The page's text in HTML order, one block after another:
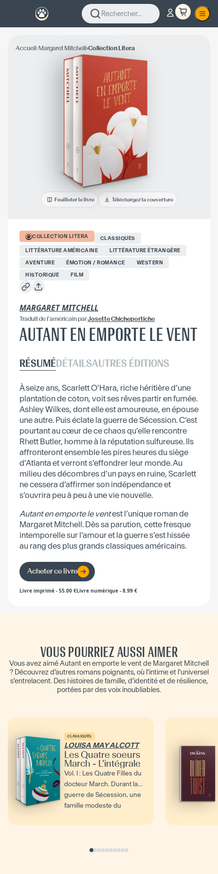
Rechercher...
Accueil›Margaret Mitchell›Collection Litera
Feuilleter le livre Téléchargez la couverture
COLLECTION LITERA
CLASSIQUES
LITTÉRATURE AMÉRICAINE
LITTÉRATURE ÉTRANGÈRE
AVENTURE
ÉMOTION / ROMANCE
WESTERN
HISTORIQUE
FILM
MARGARET MITCHELL
Traduitde l'américainparJosette Chicheportiche
AUTANT EN EMPORTE LE VENT
RÉSUMÉDÉTAILSAUTRES ÉDITIONS
À seize ans, Scarlett O’Hara, riche héritière d’une
plantation de coton, voit ses rêves partir en fumée.
Ashley Wilkes, dont elle est amoureuse, en épouse
une autre. Puis éclate la guerre de Sécession. C’est
pourtant au cœur de ce chaos qu’elle rencontre
Rhett Butler, homme à la réputation sulfureuse. Ils
affronteront ensemble les pires heures du siège
d’Atlanta et verront s’effondrer leur monde. Au
milieu des décombres d’un pays en ruine, Scarlett
ne cessera d’affirmer son indépendance et
s’ouvrira peu à peu à une vie nouvelle.
Autant en emporte le ventest l’unique roman de
Margaret Mitchell. Dès sa parution, cette fresque
intemporelle sur l’amour et la guerre s’est hissée
au rang des plus grands classiques américains.
Acheter ce livre
Livre imprimé - 55.00 €Livre numérique - 8.99 €
VOUS POURRIEZ AUSSI AIMER
Vous avez aimé Autant en emporte le vent de Margaret Mitchell
? Découvrez d'autres romans poignants, où l'intime et l'universel
s'entrelacent. Des histoires de famille, d'identité et de résilience,
portées par des voix inoubliables.
CLASSIQUES
LOUISA MAY ALCOTT
Les Quatre soeurs
March - L'intégrale
Vol. I : Les Quatre Filles du
docteur March. Durant la
guerre de Sécession, une
famille modeste du